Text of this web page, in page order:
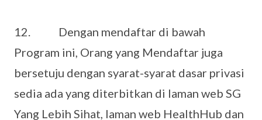
12. Dengan mendaftar di bawah
Program ini, Orang yang Mendaftar juga
bersetuju dengan syarat-syarat dasar privasi
sedia ada yang diterbitkan di laman web SG
Yang Lebih Sihat, laman web HealthHub dan